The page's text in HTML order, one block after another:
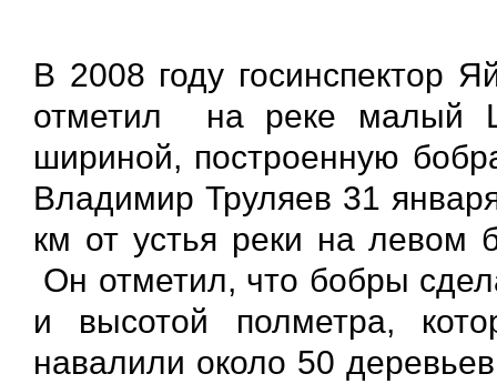
В 2008 году госинспектор
отметил на реке малый
шириной, построенную
Владимир Труляев 31
км от устья реки на левом
Он отметил, что бобры
и высотой полметра,
навалили около 50